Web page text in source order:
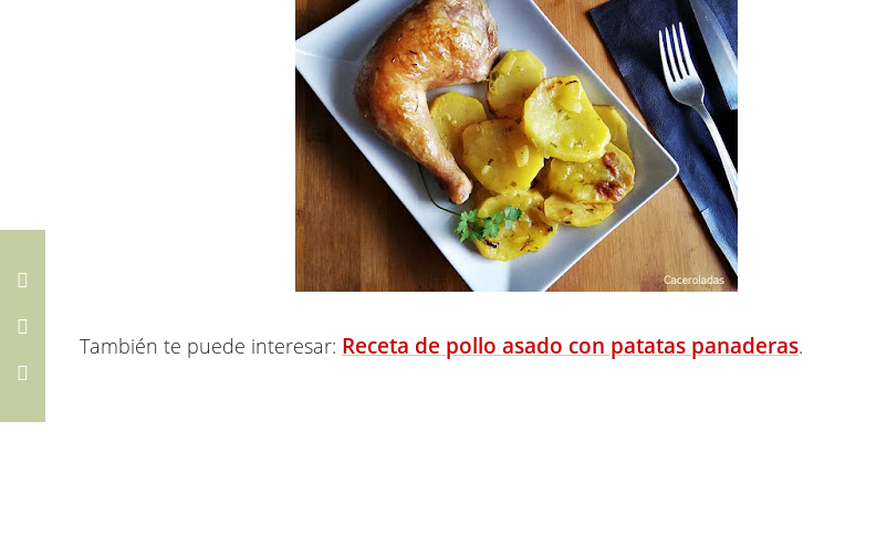
También te puede interesar: Receta de pollo asado con patatas panaderas.